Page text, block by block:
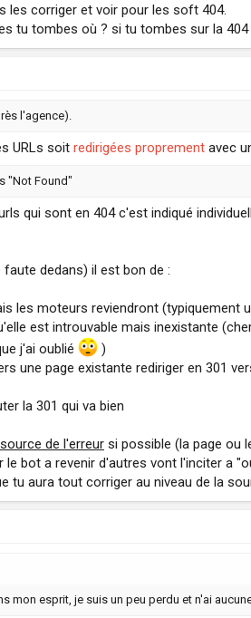
les corriger et voir pour les soft 404.
tu tombes où ? si tu tombes sur la
l'agence).
URLs soit redirigées proprement avec
"Not Found"
qui sont en 404 c'est indiqué
dedans) il est bon de :
les moteurs reviendront
est introuvable mais inexistante
j'ai oublié
)
une page existante rediriger en 301
la 301 qui va bien
de l'erreur si possible (la page ou
bot a revenir d'autres vont l'inciter a
tu aura tout corriger au niveau de la
mon esprit, je suis un peu perdu et n'ai